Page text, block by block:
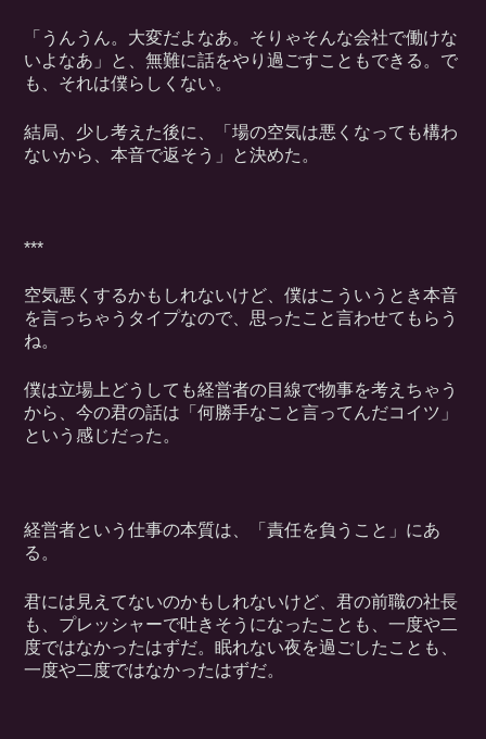
「うんうん。大変だよなあ。そりゃそんな会社で働けな
いよなあ」と、無難に話をやり過ごすこともできる。で
も、それは僕らしくない。
結局、少し考えた後に、「場の空気は悪くなっても構わ
ないから、本音で返そう」と決めた。
***
空気悪くするかもしれないけど、僕はこういうとき本音
を言っちゃうタイプなので、思ったこと言わせてもらう
ね。
僕は立場上どうしても経営者の目線で物事を考えちゃう
から、今の君の話は「何勝手なこと言ってんだコイツ」
という感じだった。
経営者という仕事の本質は、「責任を負うこと」にあ
る。
君には見えてないのかもしれないけど、君の前職の社長
も、プレッシャーで吐きそうになったことも、一度や二
度ではなかったはずだ。眠れない夜を過ごしたことも、
一度や二度ではなかったはずだ。